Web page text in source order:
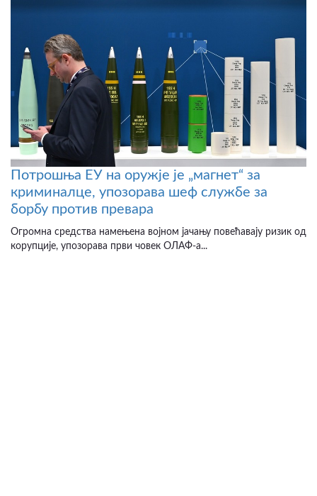
Потрошња ЕУ на оружје је „магнет“ за
криминалце, упозорава шеф службе за
борбу против превара
Огромна средства намењена војном јачању повећавају ризик од
корупције, упозорава први човек ОЛАФ-а...